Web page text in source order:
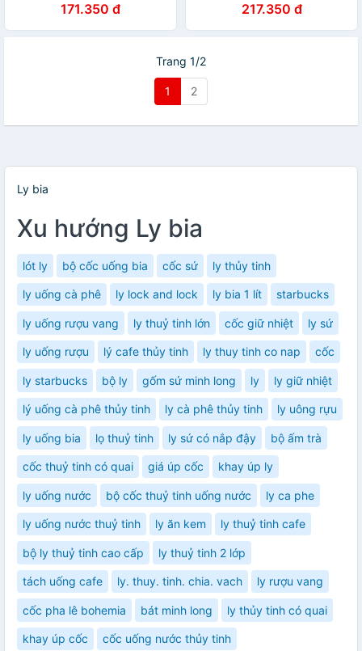
171.350 đ 217.350 đ
Trang 1/2
1 2
Ly bia
Xu hướng Ly bia
lót ly bộ cốc uống bia cốc sứ ly thủy tinh
ly uống cà phê ly lock and lock ly bia 1 lít starbucks
ly uống rượu vang ly thuỷ tinh lớn cốc giữ nhiệt ly sứ
ly uống rượu lý cafe thủy tinh ly thuy tinh co nap cốc
ly starbucks bộ ly gốm sứ minh long ly ly giữ nhiệt
lý uống cà phê thủy tinh ly cà phê thủy tinh ly uông rựu
ly uống bia lọ thuỷ tinh ly sứ có nắp đậy bộ ấm trà
cốc thuỷ tinh có quai giá úp cốc khay úp ly
ly uống nước bộ cốc thuỷ tinh uống nước ly ca phe
ly uống nước thuỷ tinh ly ăn kem ly thuỷ tinh cafe
bộ ly thuỷ tinh cao cấp ly thuỷ tinh 2 lớp
tách uống cafe ly. thuy. tinh. chia. vach ly rượu vang
cốc pha lê bohemia bát minh long ly thủy tinh có quai
khay úp cốc cốc uống nước thủy tinh